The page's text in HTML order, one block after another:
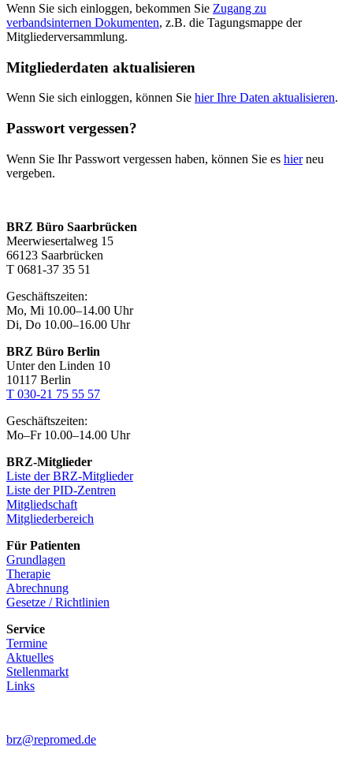
Wenn Sie sich einloggen, bekommen Sie Zugang zu
verbandsinternen Dokumenten, z.B. die Tagungsmappe der
Mitgliederversammlung.
Mitgliederdaten aktualisieren
Wenn Sie sich einloggen, können Sie hier Ihre Daten aktualisieren.
Passwort vergessen?
Wenn Sie Ihr Passwort vergessen haben, können Sie es hierneu
vergeben.
BRZ Büro Saarbrücken
Meerwiesertalweg 15
66123 Saarbrücken
T 0681-37 35 51
Geschäftszeiten:
Mo, Mi 10.00–14.00 Uhr
Di, Do 10.00–16.00 Uhr
BRZ Büro Berlin
Unter den Linden 10
10117 Berlin
T 030-21 75 55 57
Geschäftszeiten:
Mo–Fr 10.00–14.00 Uhr
BRZ-Mitglieder
Liste der BRZ-Mitglieder
Liste der PID-Zentren
Mitgliedschaft
Mitgliederbereich
Für Patienten
Grundlagen
Therapie
Abrechnung
Gesetze / Richtlinien
Service
Termine
Aktuelles
Stellenmarkt
Links
brz@repromed.de